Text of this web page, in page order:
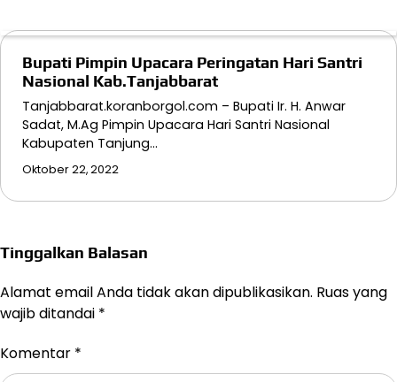
Bupati Pimpin Upacara Peringatan Hari Santri
Nasional Kab.Tanjabbarat
Tanjabbarat.koranborgol.com – Bupati Ir. H. Anwar
Sadat, M.Ag Pimpin Upacara Hari Santri Nasional
Kabupaten Tanjung…
Oktober 22, 2022
Tinggalkan Balasan
Alamat email Anda tidak akan dipublikasikan. Ruas yang
wajib ditandai *
Komentar *